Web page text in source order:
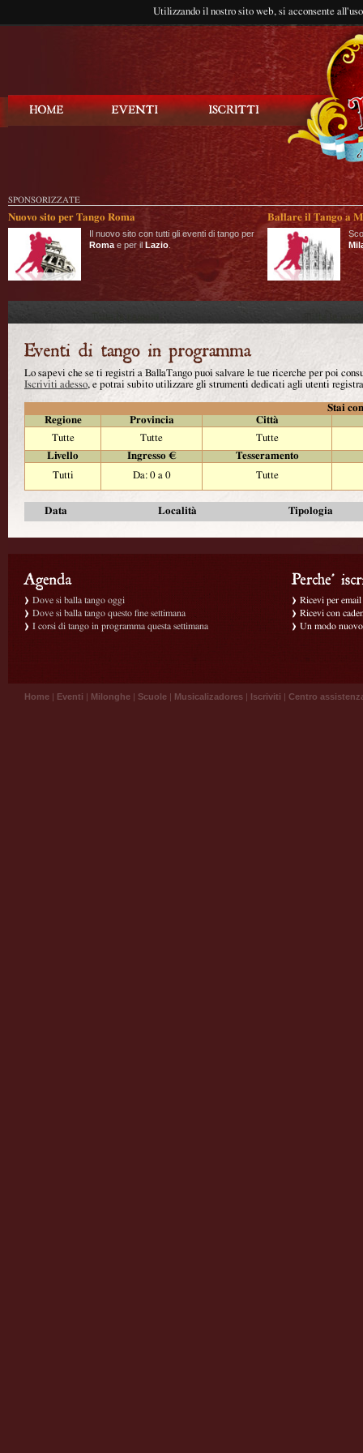
Utilizzando il nostro sito web, si acconsente
SPONSORIZZATE
Nuovo sito per Tango Roma
Il nuovo sito con tutti gli eventi di tango per
Roma e per il Lazio
Ballare il Tango a
Lo sapevi che se ti registri a BallaTango puoi salvare le tue ricerche per poi
Iscriviti adesso, e potrai subito utilizzare gli strumenti dedicati agli utenti
Stai
Regione
Provincia
Città
Tutte
Tutte
Tutte
Livello
Ingresso €
Tesseramento
Tutti
Da: 0 a 0 Tutte
Data Località Tipologia
Dove si balla tango oggi
Dove si balla tango questo fine settimana
I corsi di tango in programma questa settimana
Ricevi per
Ricevi con
Un modo
Home | Eventi | Milonghe | Scuole | Musicalizadores | Iscriviti | Centro